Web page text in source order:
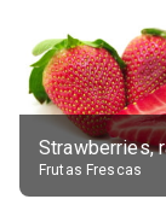
Strawberries,
Frutas Frescas